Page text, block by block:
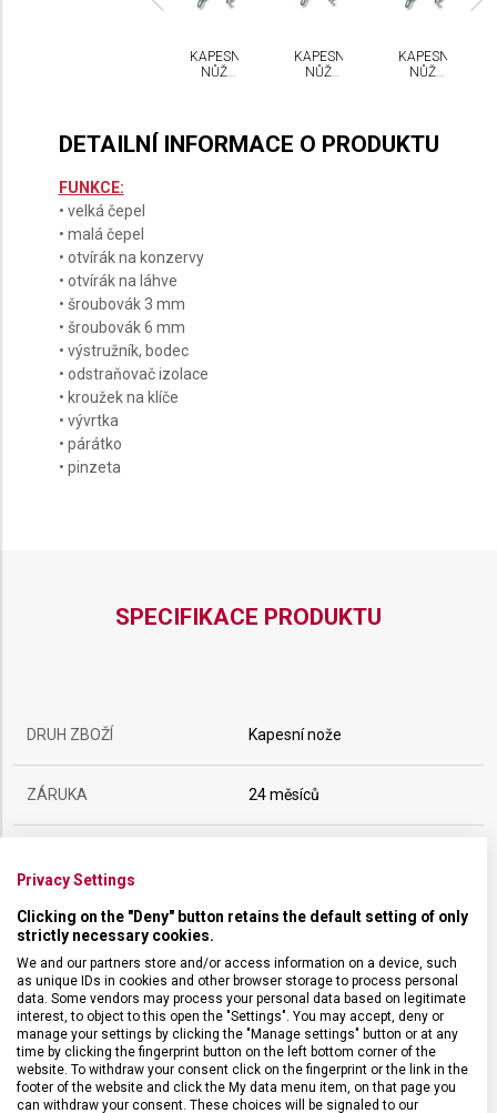
KAPESNÍ
NŮŽ
KAPESNÍ
NŮŽ
KAPESNÍ
NŮŽ
DETAILNÍ INFORMACE O PRODUKTU
FUNKCE:
• velká čepel
• malá čepel
• otvírák na konzervy
• otvírák na láhve
• šroubovák 3 mm
• šroubovák 6 mm
• výstružník, bodec
• odstraňovač izolace
• kroužek na klíče
• vývrtka
• párátko
• pinzeta
SPECIFIKACE PRODUKTU
DRUH ZBOŽÍ Kapesní nože
ZÁRUKA 24 měsíců
UZAMYKATELNÁ ČEPEL Ne
POČET FUNKCÍ 12
VELIKOST 9,1 x 1,4 cm
MATERIÁL Termoplast
Privacy Settings
Clicking on the "Deny" button retains the default setting of only
strictly necessary cookies.
We and our partners store and/or access information on a device, such
as unique IDs in cookies and other browser storage to process personal
data. Some vendors may process your personal data based on legitimate
interest, to object to this open the "Settings". You may accept, deny or
manage your settings by clicking the "Manage settings" button or at any
time by clicking the fingerprint button on the left bottom corner of the
website. To withdraw your consent click on the fingerprint or the link in the
footer of the website and click the My data menu item, on that page you
can withdraw your consent. These choices will be signaled to our